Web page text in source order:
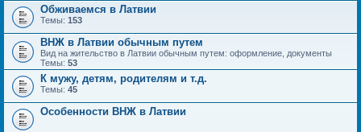
Обживаемся в Латвии
Темы: 153
ВНЖ в Латвии обычным путем
Вид на жительство в Латвии обычным путем: оформление, документы
Темы: 53
К мужу, детям, родителям и т.д.
Темы: 45
Особенности ВНЖ в Латвии